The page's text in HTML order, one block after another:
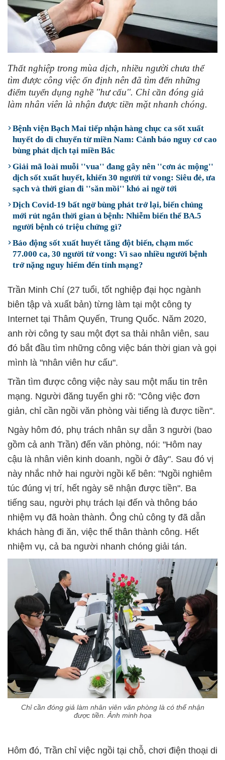
Thất nghiệp trong mùa dịch, nhiều người chưa thể
tìm được công việc ổn định nên đã tìm đến những
điểm tuyển dụng nghề ''hư cấu''. Chỉ cần đóng giả
làm nhân viên là nhận được tiền mặt nhanh chóng.
Bệnh viện Bạch Mai tiếp nhận hàng chục ca sốt xuất
huyết do di chuyển từ miền Nam: Cảnh báo nguy cơ cao
bùng phát dịch tại miền Bắc
Giải mã loài muỗi ''vua'' đang gây nên ''cơn ác mộng''
dịch sốt xuất huyết, khiến 30 người tử vong: Siêu đẻ, ưa
sạch và thời gian đi ''săn mồi'' khó ai ngờ tới
Dịch Covid-19 bất ngờ bùng phát trở lại, biến chủng
mới rút ngắn thời gian ủ bệnh: Nhiễm biến thể BA.5
người bệnh có triệu chứng gì?
Báo động sốt xuất huyết tăng đột biến, chạm mốc
77.000 ca, 30 người tử vong: Vì sao nhiều người bệnh
trở nặng nguy hiểm đến tính mạng?
Trần Minh Chí (27 tuổi, tốt nghiệp đại học ngành
biên tập và xuất bản) từng làm tại một công ty
Internet tại Thâm Quyến, Trung Quốc. Năm 2020,
anh rời công ty sau một đợt sa thải nhân viên, sau
đó bắt đầu tìm những công việc bán thời gian và gọi
mình là "nhân viên hư cấu".
Trần tìm được công việc này sau một mẩu tin trên
mạng. Người đăng tuyển ghi rõ: "Công việc đơn
giản, chỉ cần ngồi văn phòng vài tiếng là được tiền".
Ngày hôm đó, phụ trách nhân sự dẫn 3 người (bao
gồm cả anh Trần) đến văn phòng, nói: "Hôm nay
cậu là nhân viên kinh doanh, ngồi ở đây". Sau đó vị
này nhắc nhở hai người ngồi kế bên: "Ngồi nghiêm
túc đúng vị trí, hết ngày sẽ nhận được tiền". Ba
tiếng sau, người phụ trách lại đến và thông báo
nhiệm vụ đã hoàn thành. Ông chủ công ty đã dẫn
khách hàng đi ăn, việc thế thân thành công. Hết
nhiệm vụ, cả ba người nhanh chóng giải tán.
Chỉ cần đóng giả làm nhân viên văn phòng là có thể nhận
được tiền. Ảnh minh họa
Hôm đó, Trần chỉ việc ngồi tại chỗ, chơi điện thoại di